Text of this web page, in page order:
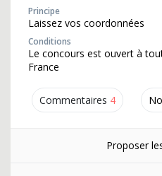
Commentaires 4
Principe
Laissez vos coordonnées
Conditions
Le concours est ouvert à
France
Proposer